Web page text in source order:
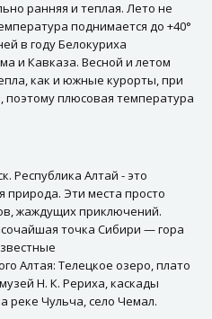
ранняя и теплая. Лето не
поднимается до +40°
в году Белокуриха
и Кавказа. Весной и летом
как и южные курорты, при
поэтому плюсовая температура
Республика Алтай - это
Эти места просто
жаждущих приключений.
точка Сибири — гора
Алтая: Телецкое озеро, плато
Н. К. Рериха, каскады
реке Чульча, село Чемал.